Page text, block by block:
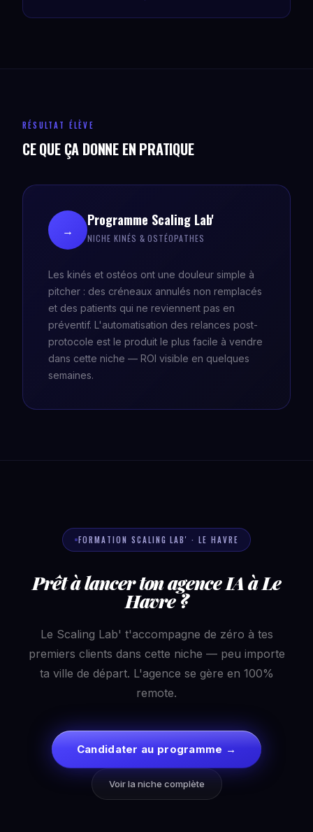
RÉSULTAT ÉLÈVE
CE QUE ÇA DONNE EN PRATIQUE
→
Programme Scaling Lab'
NICHE KINÉS & OSTÉOPATHES
Les kinés et ostéos ont une douleur simple à
pitcher : des créneaux annulés non remplacés
et des patients qui ne reviennent pas en
préventif. L'automatisation des relances post-
protocole est le produit le plus facile à vendre
dans cette niche — ROI visible en quelques
semaines.
FORMATION SCALING LAB' · LE HAVRE
Prêt à lancer ton agence IA à Le
Havre ?
Le Scaling Lab' t'accompagne de zéro à tes
premiers clients dans cette niche — peu importe
ta ville de départ. L'agence se gère en 100%
remote.
Candidater au programme →
Voir la niche complète